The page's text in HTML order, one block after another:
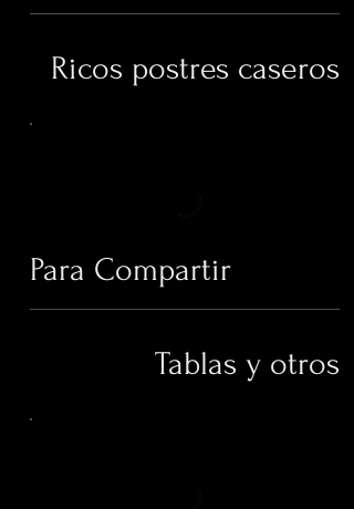
Ricos postres caseros
Para Compartir
Tablas y otros